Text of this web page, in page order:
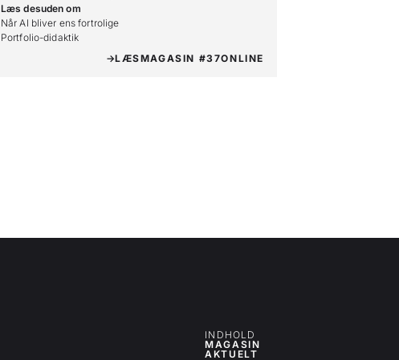
Læs desuden om
Når AI bliver ens fortrolige
Portfolio-didaktik
LÆSMAGASIN #37ONLINE
INDHOLD
MAGASIN
AKTUELT